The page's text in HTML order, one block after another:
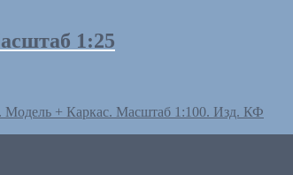
1:25
Модель + Каркас. Масштаб 1:100. Изд. КФ